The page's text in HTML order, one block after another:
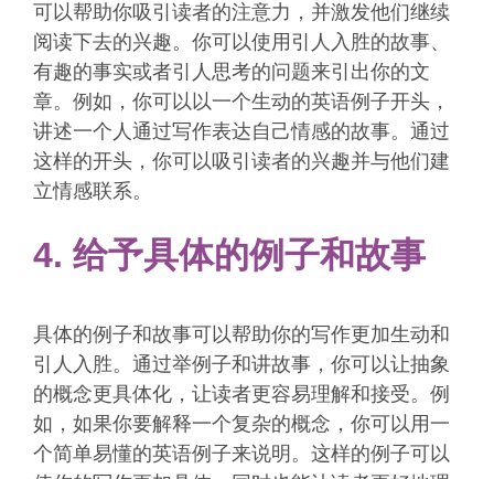
可以帮助你吸引读者的注意力，并激发他们继续
阅读下去的兴趣。你可以使用引人入胜的故事、
有趣的事实或者引人思考的问题来引出你的文
章。例如，你可以以一个生动的英语例子开头，
讲述一个人通过写作表达自己情感的故事。通过
这样的开头，你可以吸引读者的兴趣并与他们建
立情感联系。
4. 给予具体的例子和故事
具体的例子和故事可以帮助你的写作更加生动和
引人入胜。通过举例子和讲故事，你可以让抽象
的概念更具体化，让读者更容易理解和接受。例
如，如果你要解释一个复杂的概念，你可以用一
个简单易懂的英语例子来说明。这样的例子可以